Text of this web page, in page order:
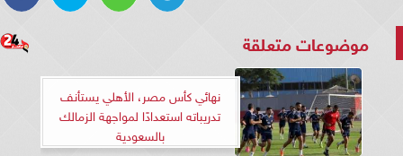
موضوعات متعلقة
نهائي كأس مصر، الأهلي يستأنف
تدريباته استعدادًا لمواجهة الزمالك
بالسعودية